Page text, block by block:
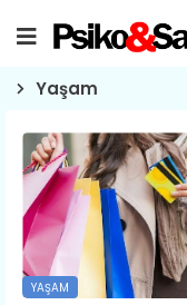
Yaşam
YAŞAM